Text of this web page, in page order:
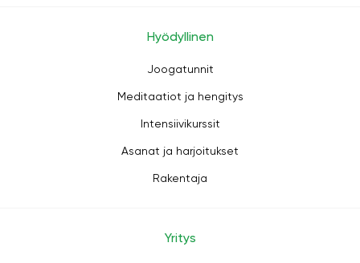
Hyödyllinen
Joogatunnit
Meditaatiot ja hengitys
Intensiivikurssit
Asanat ja harjoitukset
Rakentaja
Yritys